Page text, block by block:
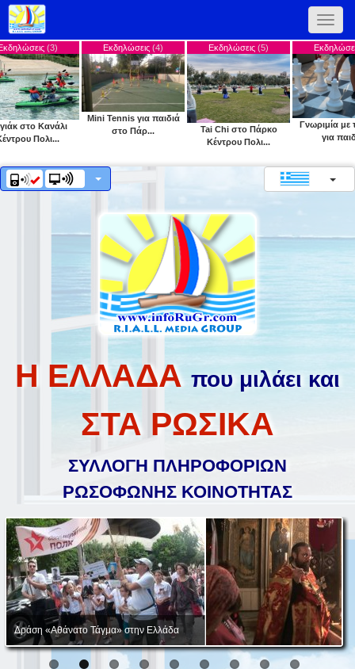
Toggle
Εκδηλώσεις
Mini Tennis για παιδιά
στο Πάρ...
Εκδηλώσεις
Tai Chi στο Πάρκο
Εκδηλώσεις
Γνωριμία με το σκάκι
για παιδι...
Η ΕΛΛΑΔΑ που μιλάει και
ΣΤΑ ΡΩΣΙΚΑ
ΣΥΛΛΟΓΗ ΠΛΗΡΟΦΟΡΙΩΝ
ΡΩΣΟΦΩΝΗΣ ΚΟΙΝΟΤΗΤΑΣ
Δράση «Αθάνατο Τάγμα» στην Ελλάδα